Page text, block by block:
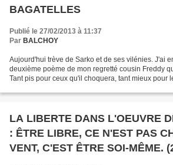
BAGATELLES
Publié le 27/02/2013 à 11:37
Par BALCHOY
Aujourd'hui trève de Sarko et de ses vilénies. J'ai
deuxième poème de mon regretté cousin Freddy
Tant pis pour ceux qu'il choquera, tant mieux pour
LA LIBERTE DANS L'OEUVRE
: ÊTRE LIBRE, CE N'EST PAS
VENT, C'EST ÊTRE SOI-MÊME.